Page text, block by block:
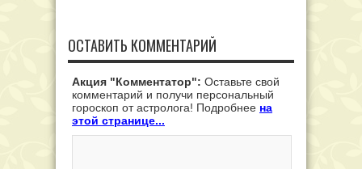
ОСТАВИТЬ КОММЕНТАРИЙ
Акция "Комментатор": Оставьте свой
комментарий и получи персональный
гороскоп от астролога! Подробнее на
этой странице...